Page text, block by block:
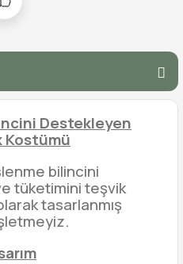
Destekleyen
Kostümü
bilincini
tüketimini teşvik
tasarlanmış